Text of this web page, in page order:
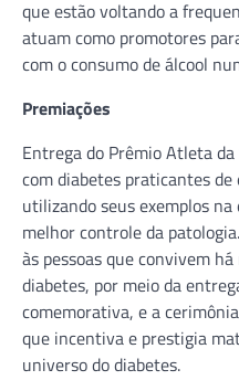
que estão voltando a
atuam como promotores
com o consumo de álcool
Premiações
Entrega do Prêmio Atleta
com diabetes praticantes
utilizando seus exemplos
melhor controle da
às pessoas que convivem
diabetes, por meio da
comemorativa, e a
que incentiva e prestigia
universo do diabetes.